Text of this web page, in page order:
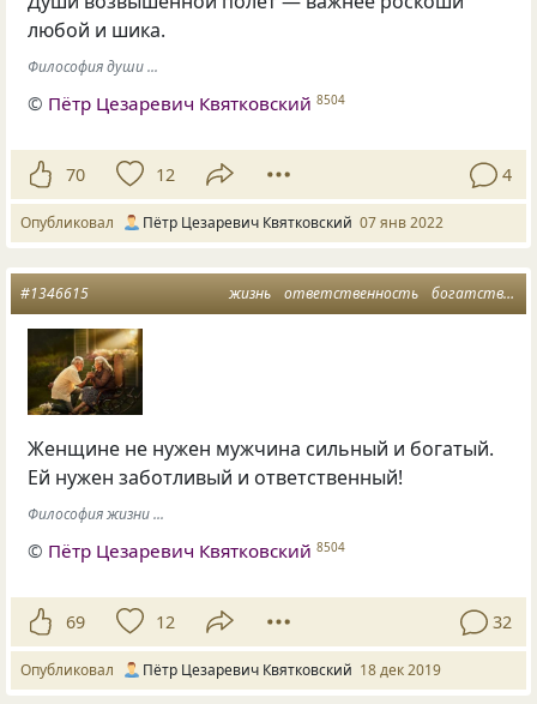
любой и шика.
Философия души ...
© Пётр Цезаревич Квятковский 8504
70 12 4
Опубликовал Пётр Цезаревич Квятковский 07 янв 2022
жизнь ответственность богатство
#1346615
Женщине не нужен мужчина сильный и богатый.
Ей нужен заботливый и ответственный!
Философия жизни ...
© Пётр Цезаревич Квятковский 8504
69 12 32
Опубликовал Пётр Цезаревич Квятковский 18 дек 2019